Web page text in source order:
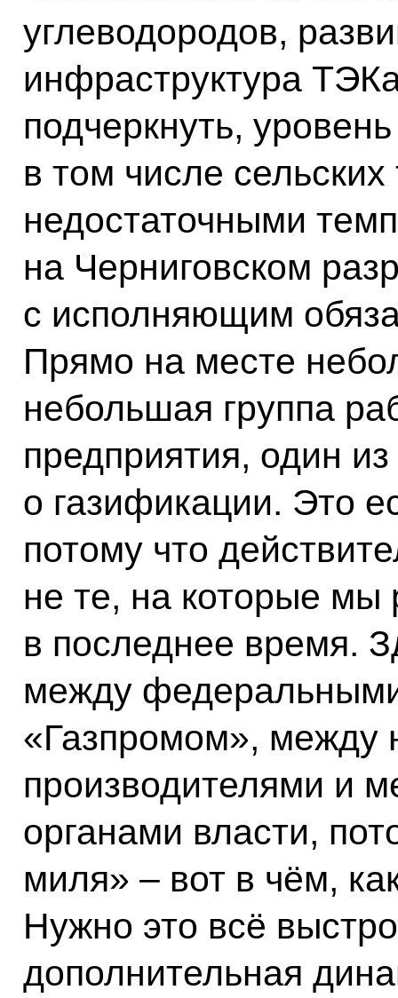
углеводородов,
инфраструктура
подчеркнуть,
в том числе
недостаточными
на Черниговском
с исполняющим
Прямо на месте
небольшая группа
предприятия, один
о газификации. Это
потому что
не те, на которые мы
в последнее время.
между
«Газпромом», между
производителями и
органами власти,
миля» – вот в чём,
Нужно это всё
дополнительная